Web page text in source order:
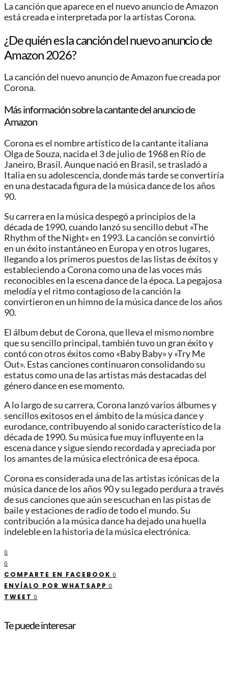
La canción que aparece en el nuevo anuncio de Amazon
está creada e interpretada por la artistas Corona.
¿De quién es la canción del nuevo anuncio de
Amazon 2026?
La canción del nuevo anuncio de Amazon fue creada por
Corona.
Más información sobre la cantante del anuncio de
Amazon
Corona es el nombre artístico de la cantante italiana
Olga de Souza, nacida el 3 de julio de 1968 en Río de
Janeiro, Brasil. Aunque nació en Brasil, se trasladó a
Italia en su adolescencia, donde más tarde se convertiría
en una destacada figura de la música dance de los años
90.
Su carrera en la música despegó a principios de la
década de 1990, cuando lanzó su sencillo debut «The
Rhythm of the Night» en 1993. La canción se convirtió
en un éxito instantáneo en Europa y en otros lugares,
llegando a los primeros puestos de las listas de éxitos y
estableciendo a Corona como una de las voces más
reconocibles en la escena dance de la época. La pegajosa
melodía y el ritmo contagioso de la canción la
convirtieron en un himno de la música dance de los años
90.
El álbum debut de Corona, que lleva el mismo nombre
que su sencillo principal, también tuvo un gran éxito y
contó con otros éxitos como «Baby Baby» y «Try Me
Out». Estas canciones continuaron consolidando su
estatus como una de las artistas más destacadas del
género dance en ese momento.
A lo largo de su carrera, Corona lanzó varios álbumes y
sencillos exitosos en el ámbito de la música dance y
eurodance, contribuyendo al sonido característico de la
década de 1990. Su música fue muy influyente en la
escena dance y sigue siendo recordada y apreciada por
los amantes de la música electrónica de esa época.
Corona es considerada una de las artistas icónicas de la
música dance de los años 90 y su legado perdura a través
de sus canciones que aún se escuchan en las pistas de
baile y estaciones de radio de todo el mundo. Su
contribución a la música dance ha dejado una huella
indeleble en la historia de la música electrónica.
0
0
COMPARTE EN FACEBOOK 0
ENVÍALO POR WHATSAPP 0
TWEET 0
Te puede interesar